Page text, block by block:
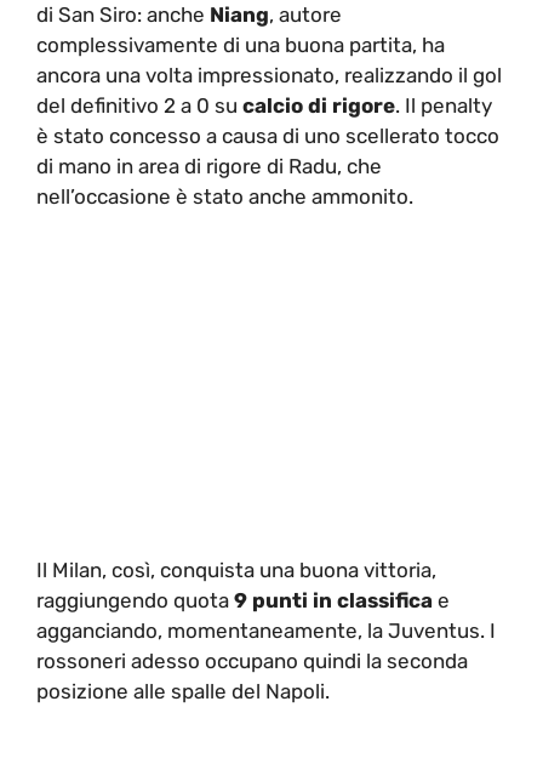
di San Siro: anche Niang, autore
complessivamente di una buona partita, ha
ancora una volta impressionato, realizzando il gol
del definitivo 2 a 0 su calcio di rigore. Il penalty
è stato concesso a causa di uno scellerato tocco
di mano in area di rigore di Radu, che
nell’occasione è stato anche ammonito.
Il Milan, così, conquista una buona vittoria,
raggiungendo quota 9 punti in classifica e
agganciando, momentaneamente, la Juventus. I
rossoneri adesso occupano quindi la seconda
posizione alle spalle del Napoli.